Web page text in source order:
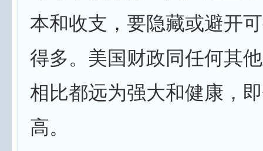
本和收支，要隐藏或避开
得多。美国财政同任何其
相比都远为强大和健康，
高。